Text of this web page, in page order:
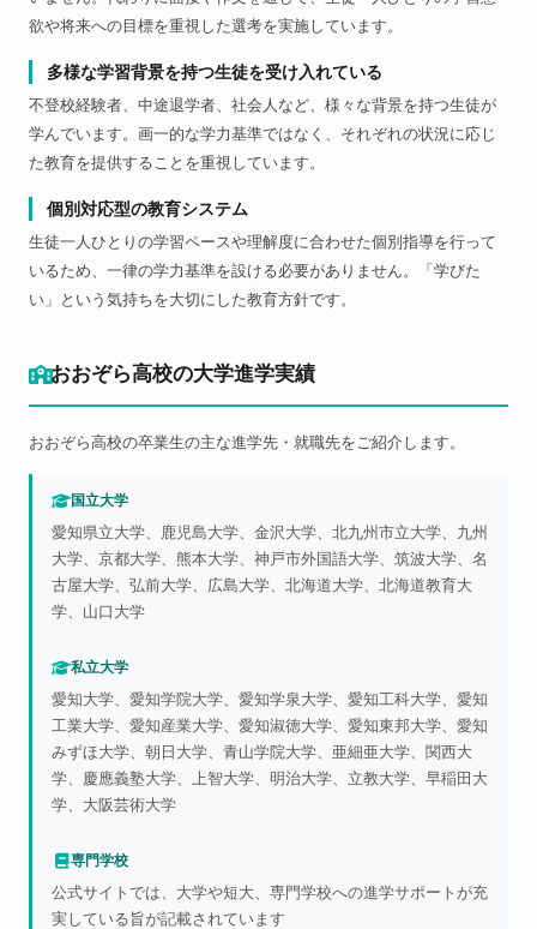
欲や将来への目標を重視した選考を実施しています。
多様な学習背景を持つ生徒を受け入れている
不登校経験者、中途退学者、社会人など、様々な背景を持つ生徒が
学んでいます。画一的な学力基準ではなく、それぞれの状況に応じ
た教育を提供することを重視しています。
個別対応型の教育システム
生徒一人ひとりの学習ペースや理解度に合わせた個別指導を行って
いるため、一律の学力基準を設ける必要がありません。「学びた
い」という気持ちを大切にした教育方針です。
おおぞら高校の大学進学実績
おおぞら高校の卒業生の主な進学先・就職先をご紹介します。
国立大学
愛知県立大学、鹿児島大学、金沢大学、北九州市立大学、九州
大学、京都大学、熊本大学、神戸市外国語大学、筑波大学、名
古屋大学、弘前大学、広島大学、北海道大学、北海道教育大
学、山口大学
私立大学
愛知大学、愛知学院大学、愛知学泉大学、愛知工科大学、愛知
工業大学、愛知産業大学、愛知淑徳大学、愛知東邦大学、愛知
みずほ大学、朝日大学、青山学院大学、亜細亜大学、関西大
学、慶應義塾大学、上智大学、明治大学、立教大学、早稲田大
学、大阪芸術大学
専門学校
公式サイトでは、大学や短大、専門学校への進学サポートが充
実している旨が記載されています